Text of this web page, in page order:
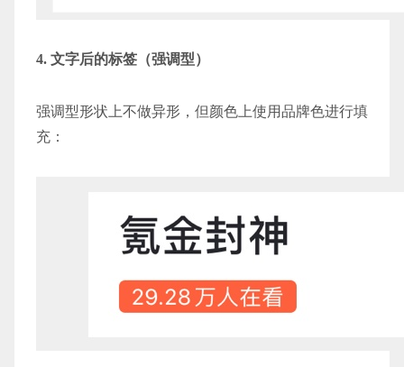
4. 文字后的标签（强调型）
强调型形状上不做异形，但颜色上使用品牌色进行填
充：